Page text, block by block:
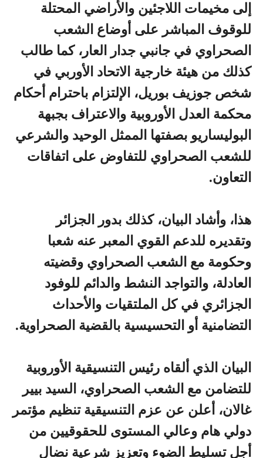
إلى مخيمات اللاجئين والأراضي المحتلة
للوقوف المباشر على أوضاع الشعب
الصحراوي في جانبي جدار العار، كما طالب
كذلك من هيئة خارجية الاتحاد الأوربي في
شخص جوزيف بوريل، الإلتزام باحترام أحكام
محكمة العدل الأوروبية والاعتراف بجبهة
البوليساريو بصفتها الممثل الوحيد والشرعي
للشعب الصحراوي للتفاوض على اتفاقات
التعاون.
هذا، وأشاد البيان، كذلك بدور الجزائر
وتقديره للدعم القوي المعبر عنه شعبا
وحكومة مع الشعب الصحراوي وقضيته
العادلة، والتواجد النشط والدائم للوفود
الجزائري في كل الملتقيات والأحداث
التضامنية أو التحسيسية بالقضية الصحراوية.
البيان الذي ألقاه رئيس التنسيقية الأوروبية
للتضامن مع الشعب الصحراوي، السيد بيير
غالان، أعلن عن عزم التنسيقية تنظيم مؤتمر
دولي هام وعالي المستوى للحقوقيين من
أجل تسليط الضوء وتعزيز شرعية نضال